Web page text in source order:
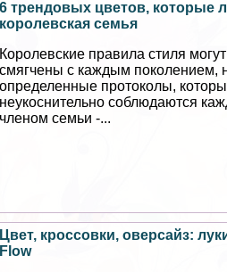
6 трендовых цветов, которые
королевская семья
Королевские правила стиля
смягчены с каждым поколением,
определенные протоколы,
неукоснительно соблюдаются
члeном семьи -...
Цвет, кроссовки, оверсайз:
Flow